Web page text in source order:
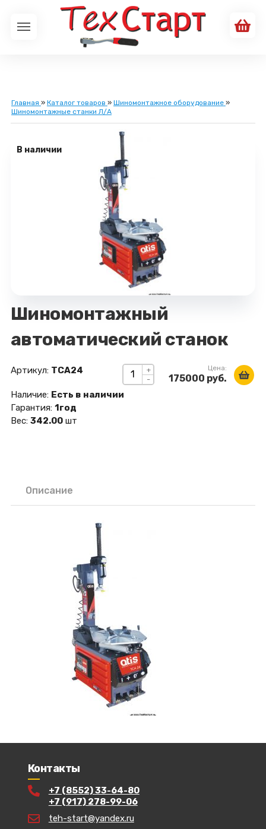
Главная » Каталог товаров » Шиномонтажное оборудование »
Шиномонтажные станки Л/А
В наличии
Шиномонтажный
автоматический станок
+
-
Цена:
175000 руб.
Артикул: TCA24
Наличие: Есть в наличии
Гарантия: 1год
Вес: 342.00шт
Описание
Контакты
+7 (8552) 33-64-80
+7 (917) 278-99-06
teh-start@yandex.ru